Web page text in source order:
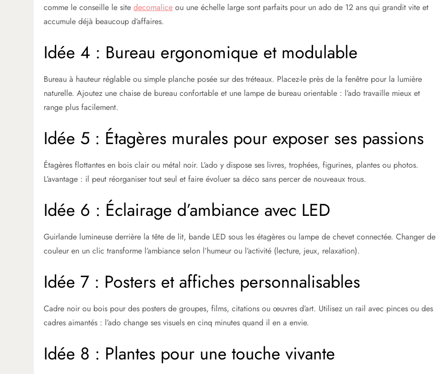
comme le conseille le sitedecomalice ou une échelle large sont parfaits pour un ado de 12 ans qui grandit vite et
accumule déjà beaucoup d’affaires.
Idée 4 : Bureau ergonomique et modulable
Bureau à hauteur réglable ou simple planche posée sur des tréteaux. Placez-le près de la fenêtre pour la lumière
naturelle. Ajoutez une chaise de bureau confortable et une lampe de bureau orientable : l’ado travaille mieux et
range plus facilement.
Idée 5 : Étagères murales pour exposer ses passions
Étagères flottantes en bois clair ou métal noir. L’ado y dispose ses livres, trophées, figurines, plantes ou photos.
L’avantage : il peut réorganiser tout seul et faire évoluer sa déco sans percer de nouveaux trous.
Idée 6 : Éclairage d’ambiance avec LED
Guirlande lumineuse derrière la tête de lit, bande LED sous les étagères ou lampe de chevet connectée. Changer de
couleur en un clic transforme l’ambiance selon l’humeur ou l’activité (lecture, jeux, relaxation).
Idée 7 : Posters et affiches personnalisables
Cadre noir ou bois pour des posters de groupes, films, citations ou œuvres d’art. Utilisez un rail avec pinces ou des
cadres aimantés : l’ado change ses visuels en cinq minutes quand il en a envie.
Idée 8 : Plantes pour une touche vivante